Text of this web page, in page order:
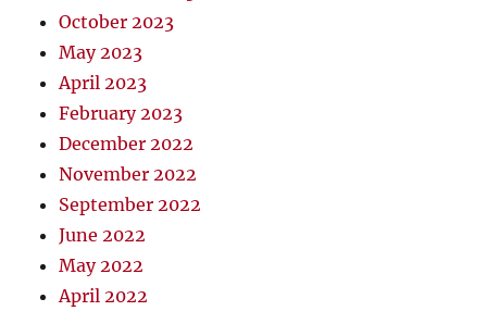
October 2023
May 2023
April 2023
February 2023
December 2022
November 2022
September 2022
June 2022
May 2022
April 2022